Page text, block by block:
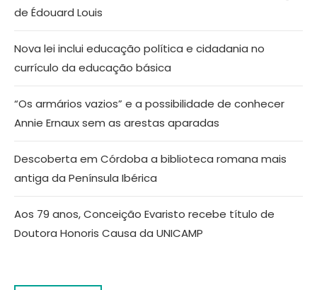
de Édouard Louis
Nova lei inclui educação política e cidadania no
currículo da educação básica
“Os armários vazios” e a possibilidade de conhecer
Annie Ernaux sem as arestas aparadas
Descoberta em Córdoba a biblioteca romana mais
antiga da Península Ibérica
Aos 79 anos, Conceição Evaristo recebe título de
Doutora Honoris Causa da UNICAMP